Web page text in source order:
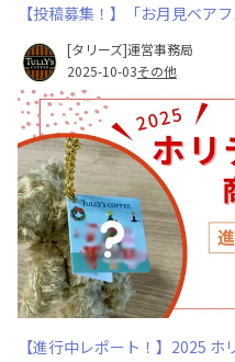
【投稿募集！】「お月見ベア
[タリーズ]運営事務局
2025-10-03その他
【進行中レポート！】2025